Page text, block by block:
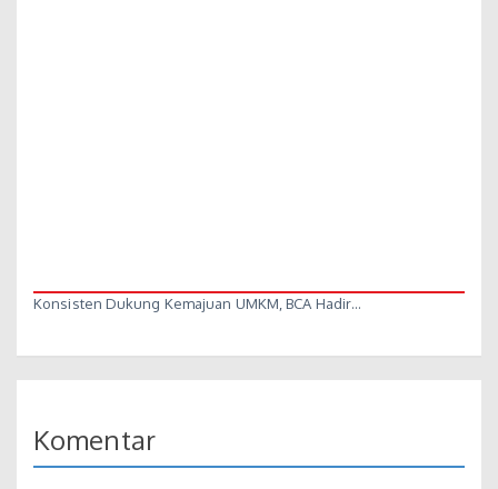
Konsisten Dukung Kemajuan UMKM, BCA Hadir…
Komentar